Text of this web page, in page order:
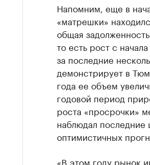
Напомним, еще в
«матрешки»
общая
то есть рост с
за последние
демонстрирует в
года ее объем
годовой период
роста «просрочки»
наблюдал последние
оптимистичных
«В этом году рынок